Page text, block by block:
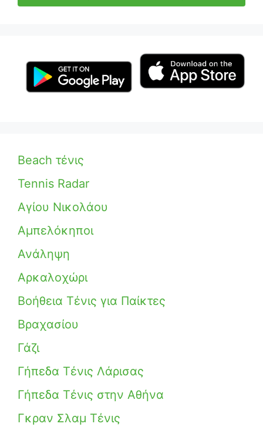
Beach τένις
Tennis Radar
Αγίου Νικολάου
Αμπελόκηποι
Ανάληψη
Αρκαλοχώρι
Βοήθεια Τένις για Παίκτες
Βραχασίου
Γάζι
Γήπεδα Τένις Λάρισας
Γήπεδα Τένις στην Αθήνα
Γκραν Σλαμ Τένις